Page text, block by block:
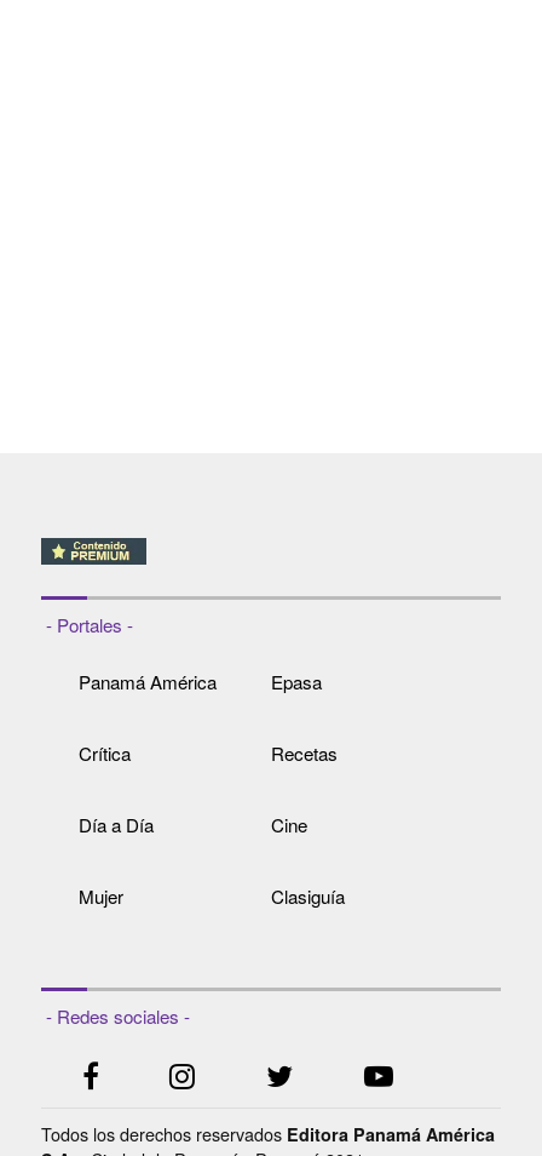
- Portales -
Panamá América Epasa
Crítica Recetas
Día a Día Cine
Mujer Clasiguía
- Redes sociales -
Todos los derechos reservados Editora Panamá América